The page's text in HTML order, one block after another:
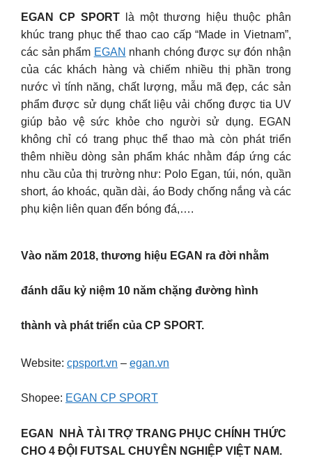
EGAN CP SPORT là một thương hiệu thuộc phân
khúc trang phục thể thao cao cấp “Made in Vietnam”,
các sản phẩm EGAN nhanh chóng được sự đón nhận
của các khách hàng và chiếm nhiều thị phần trong
nước vì tính năng, chất lượng, mẫu mã đẹp, các sản
phẩm được sử dụng chất liệu vải chống được tia UV
giúp bảo vệ sức khỏe cho người sử dụng. EGAN
không chỉ có trang phục thể thao mà còn phát triển
thêm nhiều dòng sản phẩm khác nhằm đáp ứng các
nhu cầu của thị trường như: Polo Egan, túi, nón, quần
short, áo khoác, quần dài, áo Body chống nắng và các
phụ kiện liên quan đến bóng đá,….
Vào năm 2018, thương hiệu EGAN ra đời nhằm
đánh dấu kỷ niệm 10 năm chặng đường hình
thành và phát triển của CP SPORT.
Website: cpsport.vn – egan.vn
Shopee: EGAN CP SPORT
EGAN NHÀ TÀI TRỢ TRANG PHỤC CHÍNH THỨC
CHO 4 ĐỘI FUTSAL CHUYÊN NGHIỆP VIỆT NAM.